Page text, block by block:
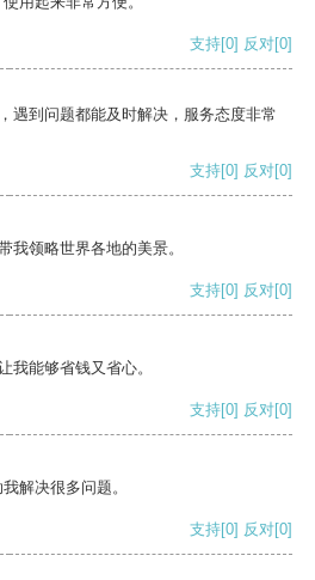
支持[0] 反对[0]
遇到问题都能及时解决，服务态度非常
支持[0] 反对[0]
我领略世界各地的美景。
支持[0] 反对[0]
我能够省钱又省心。
支持[0] 反对[0]
解决很多问题。
支持[0] 反对[0]